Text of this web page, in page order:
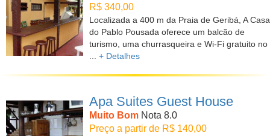
R$ 340,00
Localizada a 400 m da Praia de Geribá, A Casa
do Pablo Pousada oferece um balcão de
turismo, uma churrasqueira e Wi-Fi gratuito no
... + Detalhes
Apa Suites Guest House
Muito Bom Nota 8.0
Preço a partir de R$ 140,00